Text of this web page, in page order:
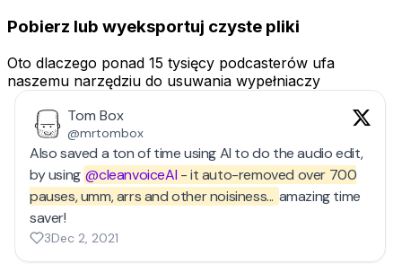
Pobierz lub wyeksportuj czyste pliki
Oto dlaczego ponad 15 tysięcy podcasterów ufa
naszemu narzędziu do usuwania wypełniaczy
Tom Box
@mrtombox
Also saved a ton of time using AI to do the audio edit,
by using @cleanvoiceAI - it auto-removed over 700
pauses, umm, arrs and other noisiness... amazing time
saver!
3Dec 2, 2021